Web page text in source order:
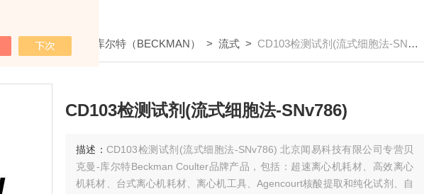
产品中心> 贝克曼库尔特（BECKMAN） >流式 > CD103检测试剂(流式细胞法-SNv786)
CD103检测试剂(流式细胞法-SNv786)
描述： CD103检测试剂(流式细胞法-SNv786) 北京闻易科技有限公司专营贝
克曼-库尔特Beckman Coulter品牌产品，包括：超速离心机耗材、高效离心
机耗材、台式离心机耗材、离心机工具、Agencourt核酸提取和纯化试剂、自